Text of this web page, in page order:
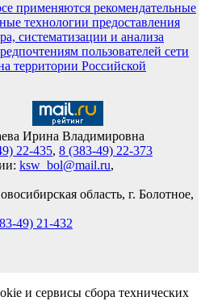
применяются рекомендательные
технологии предоставления
систематизации и анализа
пользователей сети
территории Российской
Ирина Владимировна
22-435, 8 (383-49) 22-373
ksw_bol@mail.ru,
область, г. Болотное,
49) 21-432
и сервисы сбора технических